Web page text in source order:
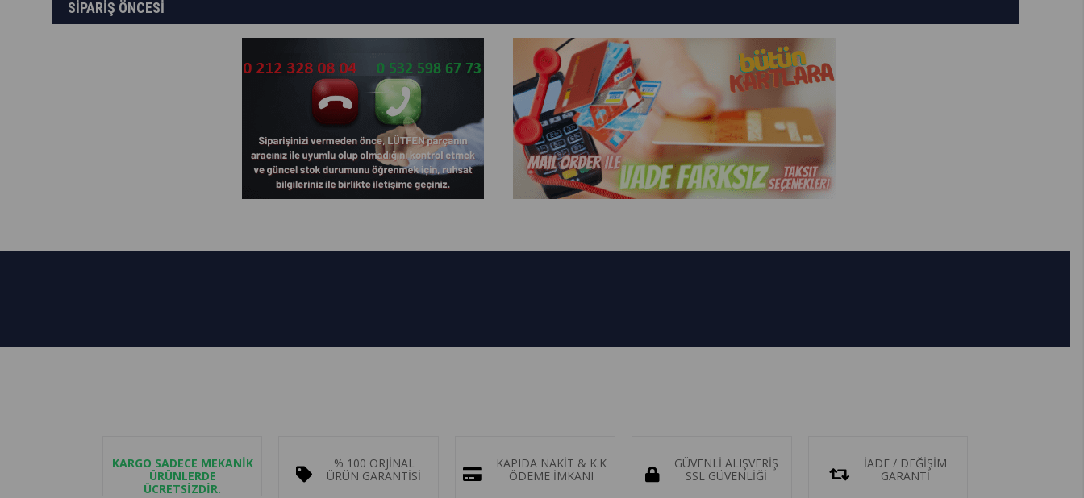
SİPARİŞ ÖNCESİ
KARGO SADECE MEKANİK
ÜRÜNLERDE
ÜCRETSİZDİR.
% 100 ORJİNAL
ÜRÜN GARANTİSİ
KAPIDA NAKİT & K.K
ÖDEME İMKANI
GÜVENLİ ALIŞVERİŞ
SSL GÜVENLİĞİ
İADE / DEĞİŞİM
GARANTİ